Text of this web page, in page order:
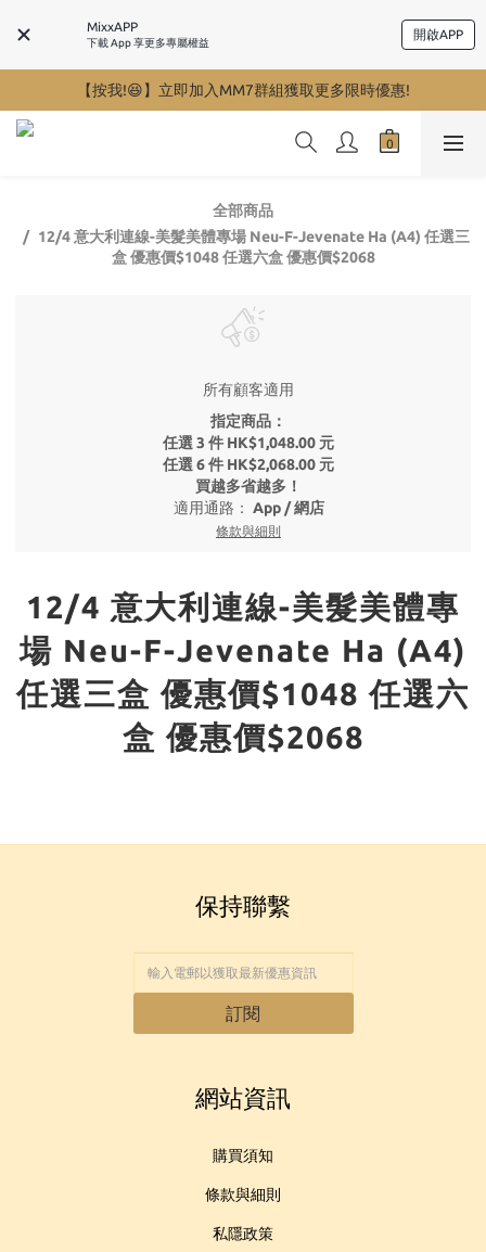
MixxAPP
下載 App 享更多專屬權益
開啟APP
【按我!😆】立即加入MM7群組獲取更多限時優惠!
全部商品
12/4 意大利連線-美髮美體專場 Neu-F-Jevenate Ha (A4) 任選三
盒 優惠價$1048 任選六盒 優惠價$2068
所有顧客適用
指定商品：
任選 3 件 HK$1,048.00 元
任選 6 件 HK$2,068.00 元
買越多省越多！
適用通路： App / 網店
條款與細則
12/4 意大利連線-美髮美體專
場 Neu-F-Jevenate Ha (A4)
任選三盒 優惠價$1048 任選六
盒 優惠價$2068
保持聯繫
訂閱
網站資訊
購買須知
條款與細則
私隱政策